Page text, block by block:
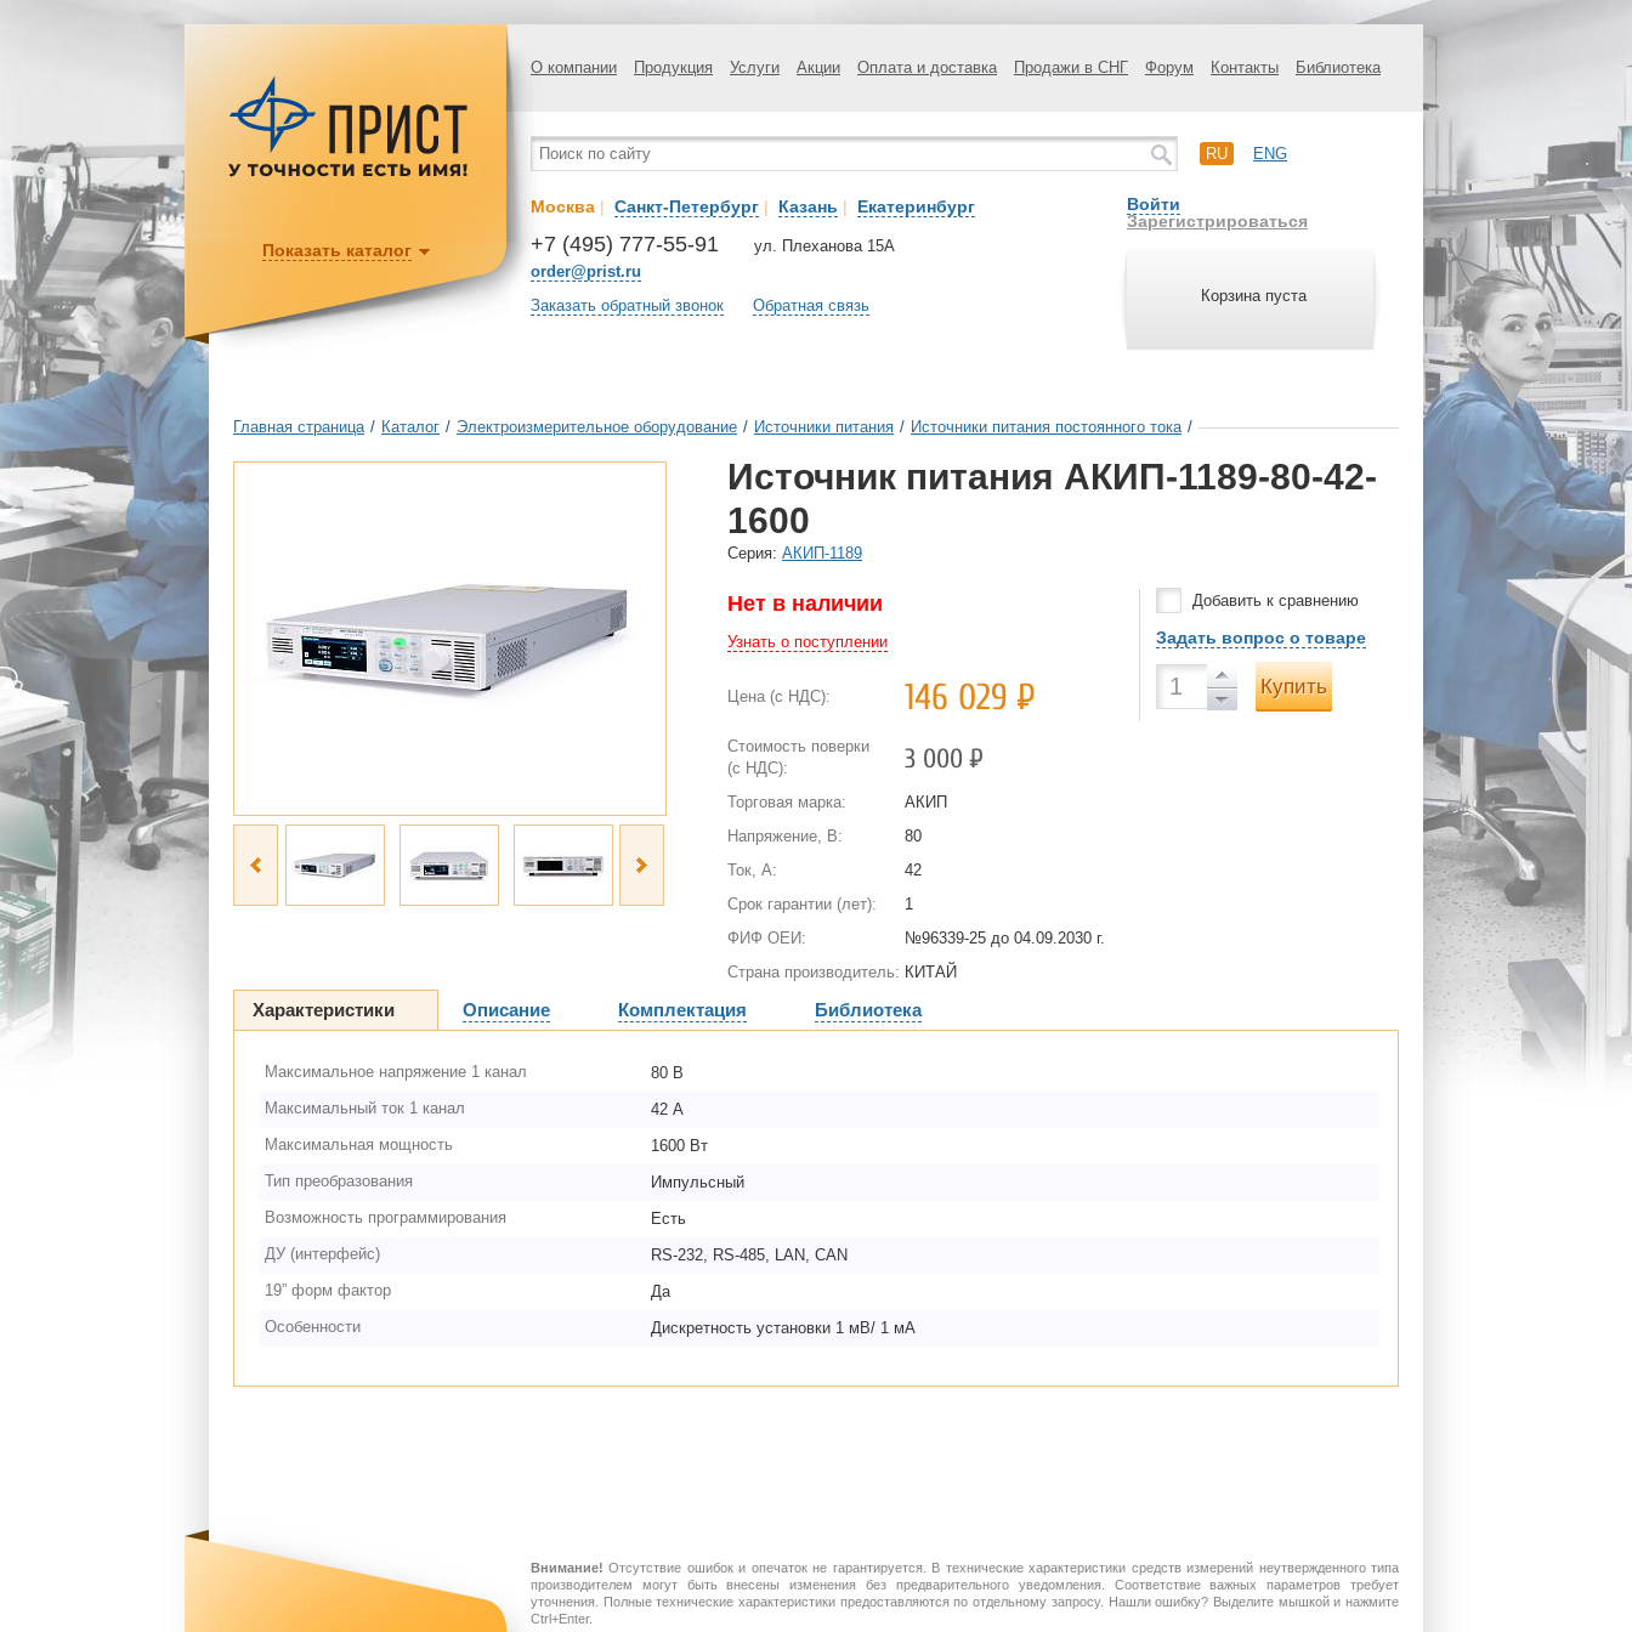
О компании Продукция Услуги Акции Оплата и доставка Продажи в СНГ Форум Контакты Библиотека
RU ENG
Москва | Санкт-Петербург | Казань | Екатеринбург
+7 (495) 777-55-91
order@prist.ru
ул. Плеханова 15А
Заказать обратный звонок Обратная связь
Войти
Зарегистрироваться
Корзина пуста
Показать каталог
Главная страница / Каталог / Электроизмерительное оборудование / Источники питания / Источники питания постоянного тока /
Источник питания АКИП-1189-80-42-
1600
Cерия: АКИП-1189
Нет в наличии
Узнать о поступлении
Цена (с НДС): 146 029 Р
Стоимость поверки
(с НДС):
3 000Р
Торговая марка:
АКИП
Напряжение, В:
80
Ток, А:
42
Срок гарантии (лет):
1
ФИФ ОЕИ:
№96339-25 до 04.09.2030 г.
Страна производитель: КИТАЙ
Добавить к сравнению
Задать вопрос о товаре
Купить
Характеристики Описание Комплектация Библиотека
Максимальное напряжение 1 канал
80 В
Максимальный ток 1 канал
42 А
Максимальная мощность
1600 Вт
Тип преобразования
Импульсный
Возможность программирования
Есть
ДУ (интерфейс)
RS-232, RS-485, LAN, CAN
19” форм фактор
Да
Особенности
Дискретность установки 1 мВ/ 1 мА
Внимание! Отсутствие ошибок и опечаток не гарантируется. В технические характеристики средств измерений неутвержденного типа
производителем могут быть внесены изменения без предварительного уведомления. Соответствие важных параметров требует
уточнения. Полные технические характеристики предоставляются по отдельному запросу. Нашли ошибку? Выделите мышкой и нажмите
Ctrl+Enter.